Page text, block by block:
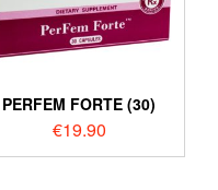
PERFEM FORTE (30)
€19.90